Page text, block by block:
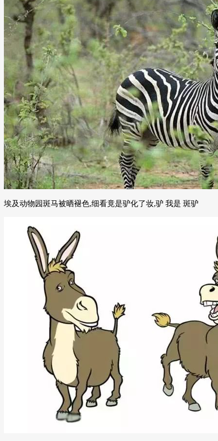
埃及动物园斑马被晒褪色,细看竟是驴化了妆,驴 我是 斑驴